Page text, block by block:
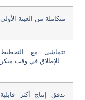
متكاملة من العينة الأولى
تتماشى مع التخطيط
للإطلاق في وقت مبكر
تدفق إنتاج أكثر قابلية